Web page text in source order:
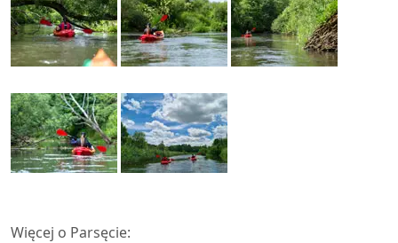
Więcej o Parsęcie: